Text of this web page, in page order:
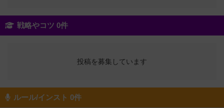
戦略やコツ 0件
投稿を募集しています
ルール/インスト 0件